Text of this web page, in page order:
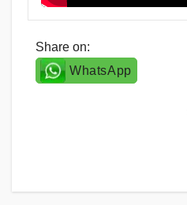
Share on:
WhatsApp